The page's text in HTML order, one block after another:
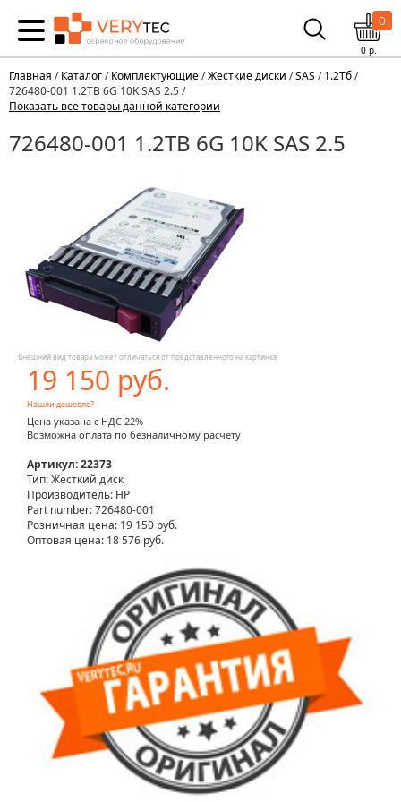
0
0р.
Главная /Каталог/Комплектующие/Жесткие диски /SAS /1.2Тб/
726480-001 1.2TB 6G 10K SAS 2.5 /
Показать все товары данной категории
726480-001 1.2TB 6G 10K SAS 2.5
Внешний вид товара может отличаться от представленного на картинке
19 150 руб.
Нашли дешевле?
Цена указана с НДС 22%
Возможна оплата по безналичному расчету
Артикул: 22373
Тип: Жесткий диск
Производитель: HP
Part number: 726480-001
Розничная цена: 19 150 руб.
Оптовая цена: 18 576 руб.